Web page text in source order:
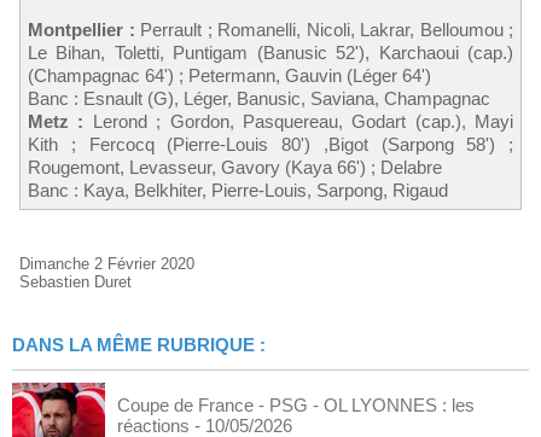
Montpellier : Perrault ; Romanelli, Nicoli, Lakrar, Belloumou ;
Le Bihan, Toletti, Puntigam (Banusic 52'), Karchaoui (cap.)
(Champagnac 64') ; Petermann, Gauvin (Léger 64')
Banc : Esnault (G), Léger, Banusic, Saviana, Champagnac
Metz : Lerond ; Gordon, Pasquereau, Godart (cap.), Mayi
Kith ; Fercocq (Pierre-Louis 80') ,Bigot (Sarpong 58') ;
Rougemont, Levasseur, Gavory (Kaya 66') ; Delabre
Banc : Kaya, Belkhiter, Pierre-Louis, Sarpong, Rigaud
Dimanche 2 Février 2020
Sebastien Duret
DANS LA MÊME RUBRIQUE :
Coupe de France - PSG - OL LYONNES : les
réactions - 10/05/2026